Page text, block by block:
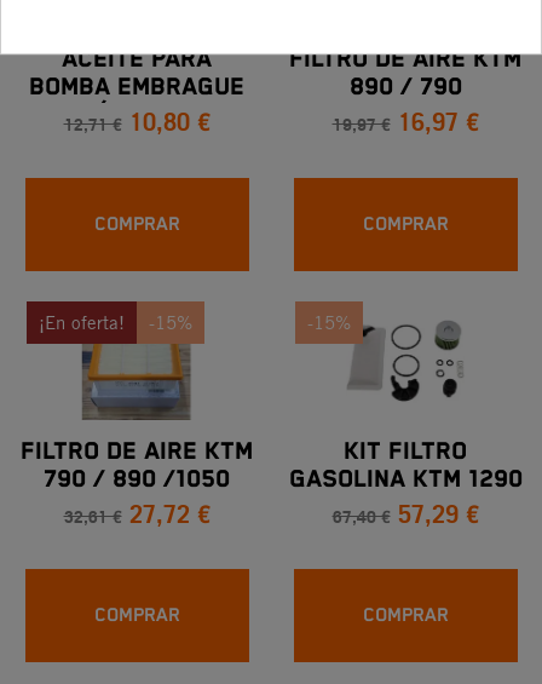
ACEITE PARA
BOMBA EMBRAGUE
HIDRÁULICO KTM
12,71 € 10,80 €
COMPRAR
FILTRO DE AIRE KTM
890 / 790
ADVENTURE
19,97 € 16,97 €
COMPRAR
¡En oferta! -15%
FILTRO DE AIRE KTM
790 / 890 /1050
/1090 /1190 / 1290
ADVENTURE
32,61 € 27,72 €
COMPRAR
-15%
KIT FILTRO
GASOLINA KTM 1290
SUPER
ADVENTURE/SUPER
DUKE (16-20)
67,40 € 57,29 €
COMPRAR